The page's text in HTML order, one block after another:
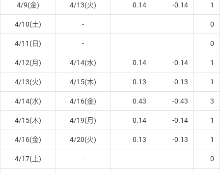
4/9(金) 4/13(火) 0.14 -0.14 1
4/10(土) - 0
4/11(日) - 0
4/12(月) 4/14(水) 0.14 -0.14 1
4/13(火) 4/15(木) 0.13 -0.13 1
4/14(水) 4/16(金) 0.43 -0.43 3
4/15(木) 4/19(月) 0.14 -0.14 1
4/16(金) 4/20(火) 0.13 -0.13 1
4/17(土) - 0